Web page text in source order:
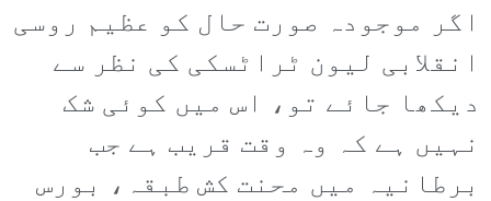
اگر موجودہ صورت حال کو عظیم روسی
انقلابی لیون ٹراٹسکی کی نظر سے
دیکھا جائے تو، اس میں کوئی شک
نہیں ہے کہ وہ وقت قریب ہے جب
برطانیہ میں محنت کش طبقہ، بورس